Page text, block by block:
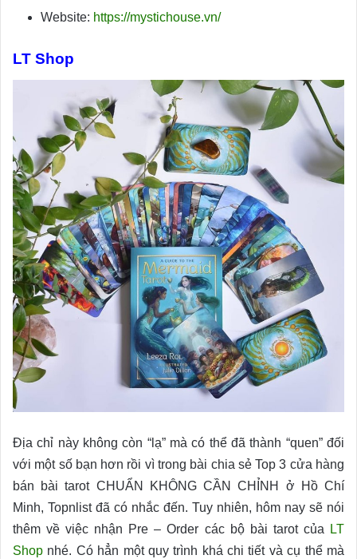
Website: https://mystichouse.vn/
LT Shop
Địa chỉ này không còn “lạ” mà có thể đã thành “quen” đối
với một số bạn hơn rồi vì trong bài chia sẻ Top 3 cửa hàng
bán bài tarot CHUẨN KHÔNG CẦN CHỈNH ở Hồ Chí
Minh, Topnlist đã có nhắc đến. Tuy nhiên, hôm nay sẽ nói
thêm về việc nhận Pre – Order các bộ bài tarot của
LT
Shop nhé. Có hẳn một quy trình khá chi tiết và cụ thể mà